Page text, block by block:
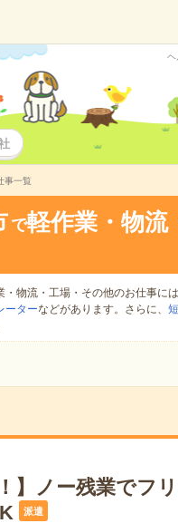
ヘ
事一覧
で軽作業・物流
物流・工場・その他のお仕事には
ーターなどがあります。さらに、
】ノー残業でフ
派遣